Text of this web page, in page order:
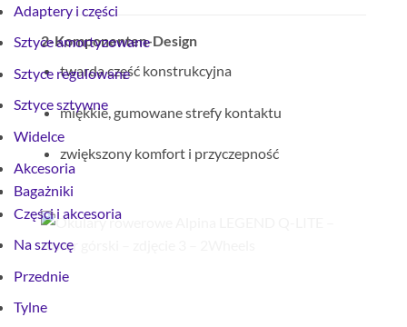
Adaptery i części
Sztyce amortyzowane
Sztyce regulowane
Sztyce sztywne
Widelce
Akcesoria
Bagażniki
Części i akcesoria
Na sztycę
Przednie
Tylne
2-Komponenten-Design
twarda część konstrukcyjna
miękkie, gumowane strefy kontaktu
zwiększony komfort i przyczepność